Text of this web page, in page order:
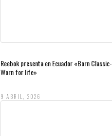
Reebok presenta en Ecuador «Born Classic-
Worn for life»
9 ABRIL, 2026